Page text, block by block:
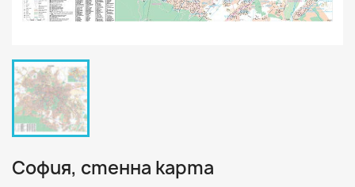
София, стенна карта